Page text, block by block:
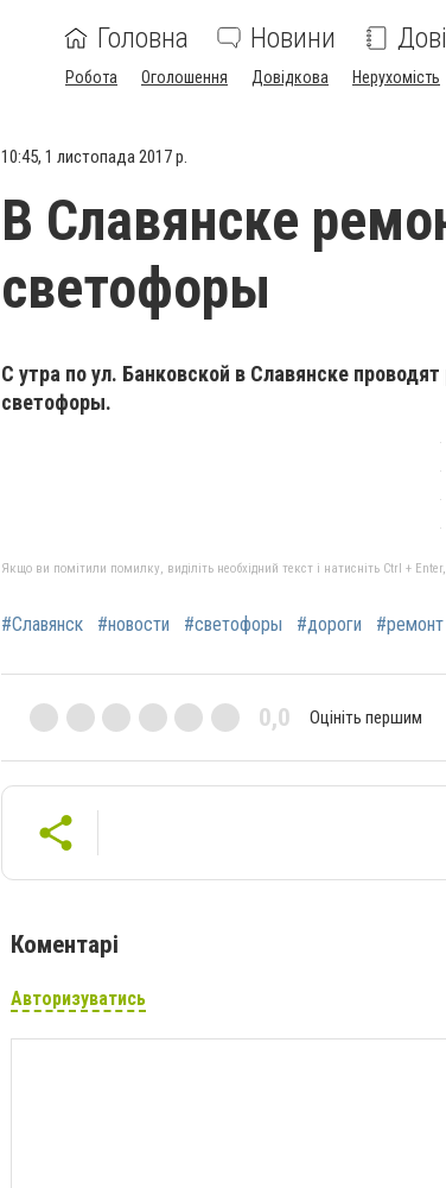
Головна Новини
Робота Оголошення Довідкова Нерухомість
10:45, 1 листопада 2017 р.
В Славянске
светофоры
С утра по ул. Банковской в Славянске
светофоры.
Якщо ви помітили помилку, виділіть необхідний текст і натисніть Ctrl +
#Славянск #новости #светофоры #дороги #ремонт
0,0 Оцініть першим
Коментарі
Авторизуватись